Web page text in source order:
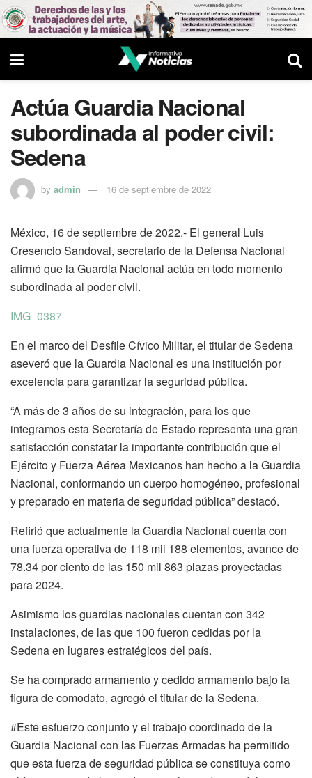
Actúa Guardia Nacional
subordinada al poder civil:
Sedena
by admin 16 de septiembre de 2022
México, 16 de septiembre de 2022.- El general Luis
Cresencio Sandoval, secretario de la Defensa Nacional
afirmó que la Guardia Nacional actúa en todo momento
subordinada al poder civil.
IMG_0387
En el marco del Desfile Cívico Militar, el titular de Sedena
aseveró que la Guardia Nacional es una institución por
excelencia para garantizar la seguridad pública.
“A más de 3 años de su integración, para los que
integramos esta Secretaría de Estado representa una gran
satisfacción constatar la importante contribución que el
Ejército y Fuerza Aérea Mexicanos han hecho a la Guardia
Nacional, conformando un cuerpo homogéneo, profesional
y preparado en materia de seguridad pública” destacó.
Refirió que actualmente la Guardia Nacional cuenta con
una fuerza operativa de 118 mil 188 elementos, avance de
78.34 por ciento de las 150 mil 863 plazas proyectadas
para 2024.
Asimismo los guardias nacionales cuentan con 342
instalaciones, de las que 100 fueron cedidas por la
Sedena en lugares estratégicos del país.
Se ha comprado armamento y cedido armamento bajo la
figura de comodato, agregó el titular de la Sedena.
#Este esfuerzo conjunto y el trabajo coordinado de la
Guardia Nacional con las Fuerzas Armadas ha permitido
que esta fuerza de seguridad pública se constituya como